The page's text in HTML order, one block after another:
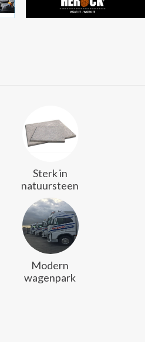
Sterk in
natuursteen
Modern
wagenpark